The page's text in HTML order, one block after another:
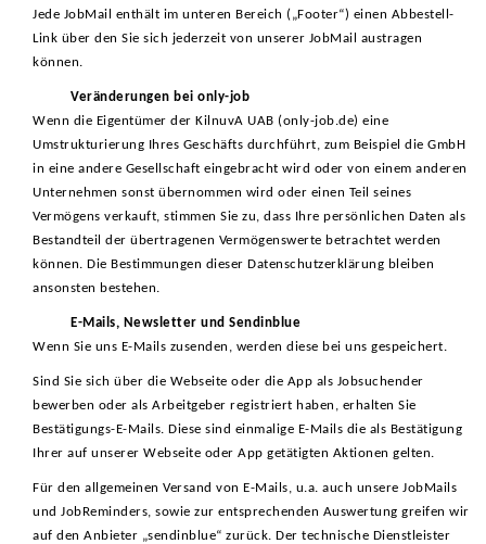
Jede JobMail enthält im unteren Bereich („Footer“) einen Abbestell-
Link über den Sie sich jederzeit von unserer JobMail austragen
können.
Veränderungen bei only-job
Wenn die Eigentümer der KilnuvA UAB (only-job.de) eine
Umstrukturierung Ihres Geschäfts durchführt, zum Beispiel die GmbH
in eine andere Gesellschaft eingebracht wird oder von einem anderen
Unternehmen sonst übernommen wird oder einen Teil seines
Vermögens verkauft, stimmen Sie zu, dass Ihre persönlichen Daten als
Bestandteil der übertragenen Vermögenswerte betrachtet werden
können. Die Bestimmungen dieser Datenschutzerklärung bleiben
ansonsten bestehen.
E-Mails, Newsletter und Sendinblue
Wenn Sie uns E-Mails zusenden, werden diese bei uns gespeichert.
Sind Sie sich über die Webseite oder die App als Jobsuchender
bewerben oder als Arbeitgeber registriert haben, erhalten Sie
Bestätigungs-E-Mails. Diese sind einmalige E-Mails die als Bestätigung
Ihrer auf unserer Webseite oder App getätigten Aktionen gelten.
Für den allgemeinen Versand von E-Mails, u.a. auch unsere JobMails
und JobReminders, sowie zur entsprechenden Auswertung greifen wir
auf den Anbieter „sendinblue“ zurück. Der technische Dienstleister